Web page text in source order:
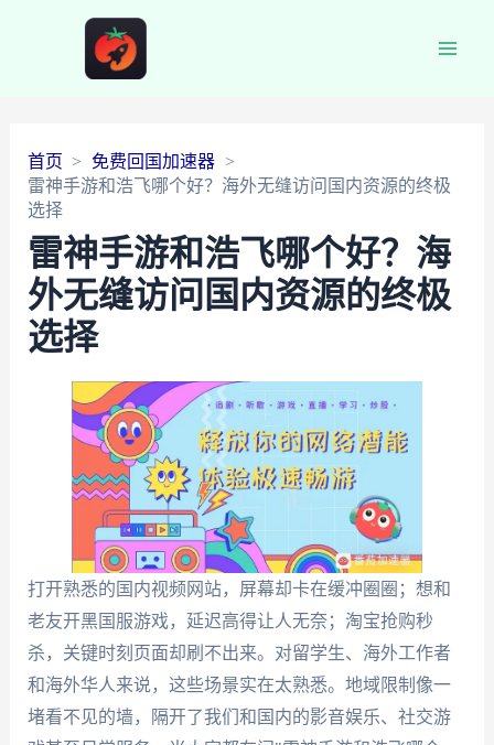
首页
免费回国加速器
雷神手游和浩飞哪个好？海外无缝访问国内资源的终极
选择
雷神手游和浩飞哪个好？海
外无缝访问国内资源的终极
选择
打开熟悉的国内视频网站，屏幕却卡在缓冲圈圈；想和
老友开黑国服游戏，延迟高得让人无奈；淘宝抢购秒
杀，关键时刻页面却刷不出来。对留学生、海外工作者
和海外华人来说，这些场景实在太熟悉。地域限制像一
堵看不见的墙，隔开了我们和国内的影音娱乐、社交游